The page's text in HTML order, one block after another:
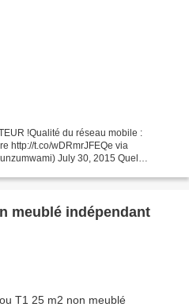
!Qualité du réseau mobile :
http://t.co/wDRmrJFEQe via
July 30, 2015 Quel
meublé indépendant